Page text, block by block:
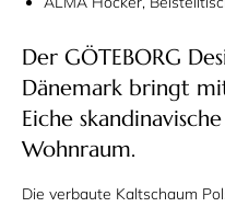
Der GÖTEBORG
Dänemark bringt
Eiche
Wohnraum.
Die verbaute Kaltschaum